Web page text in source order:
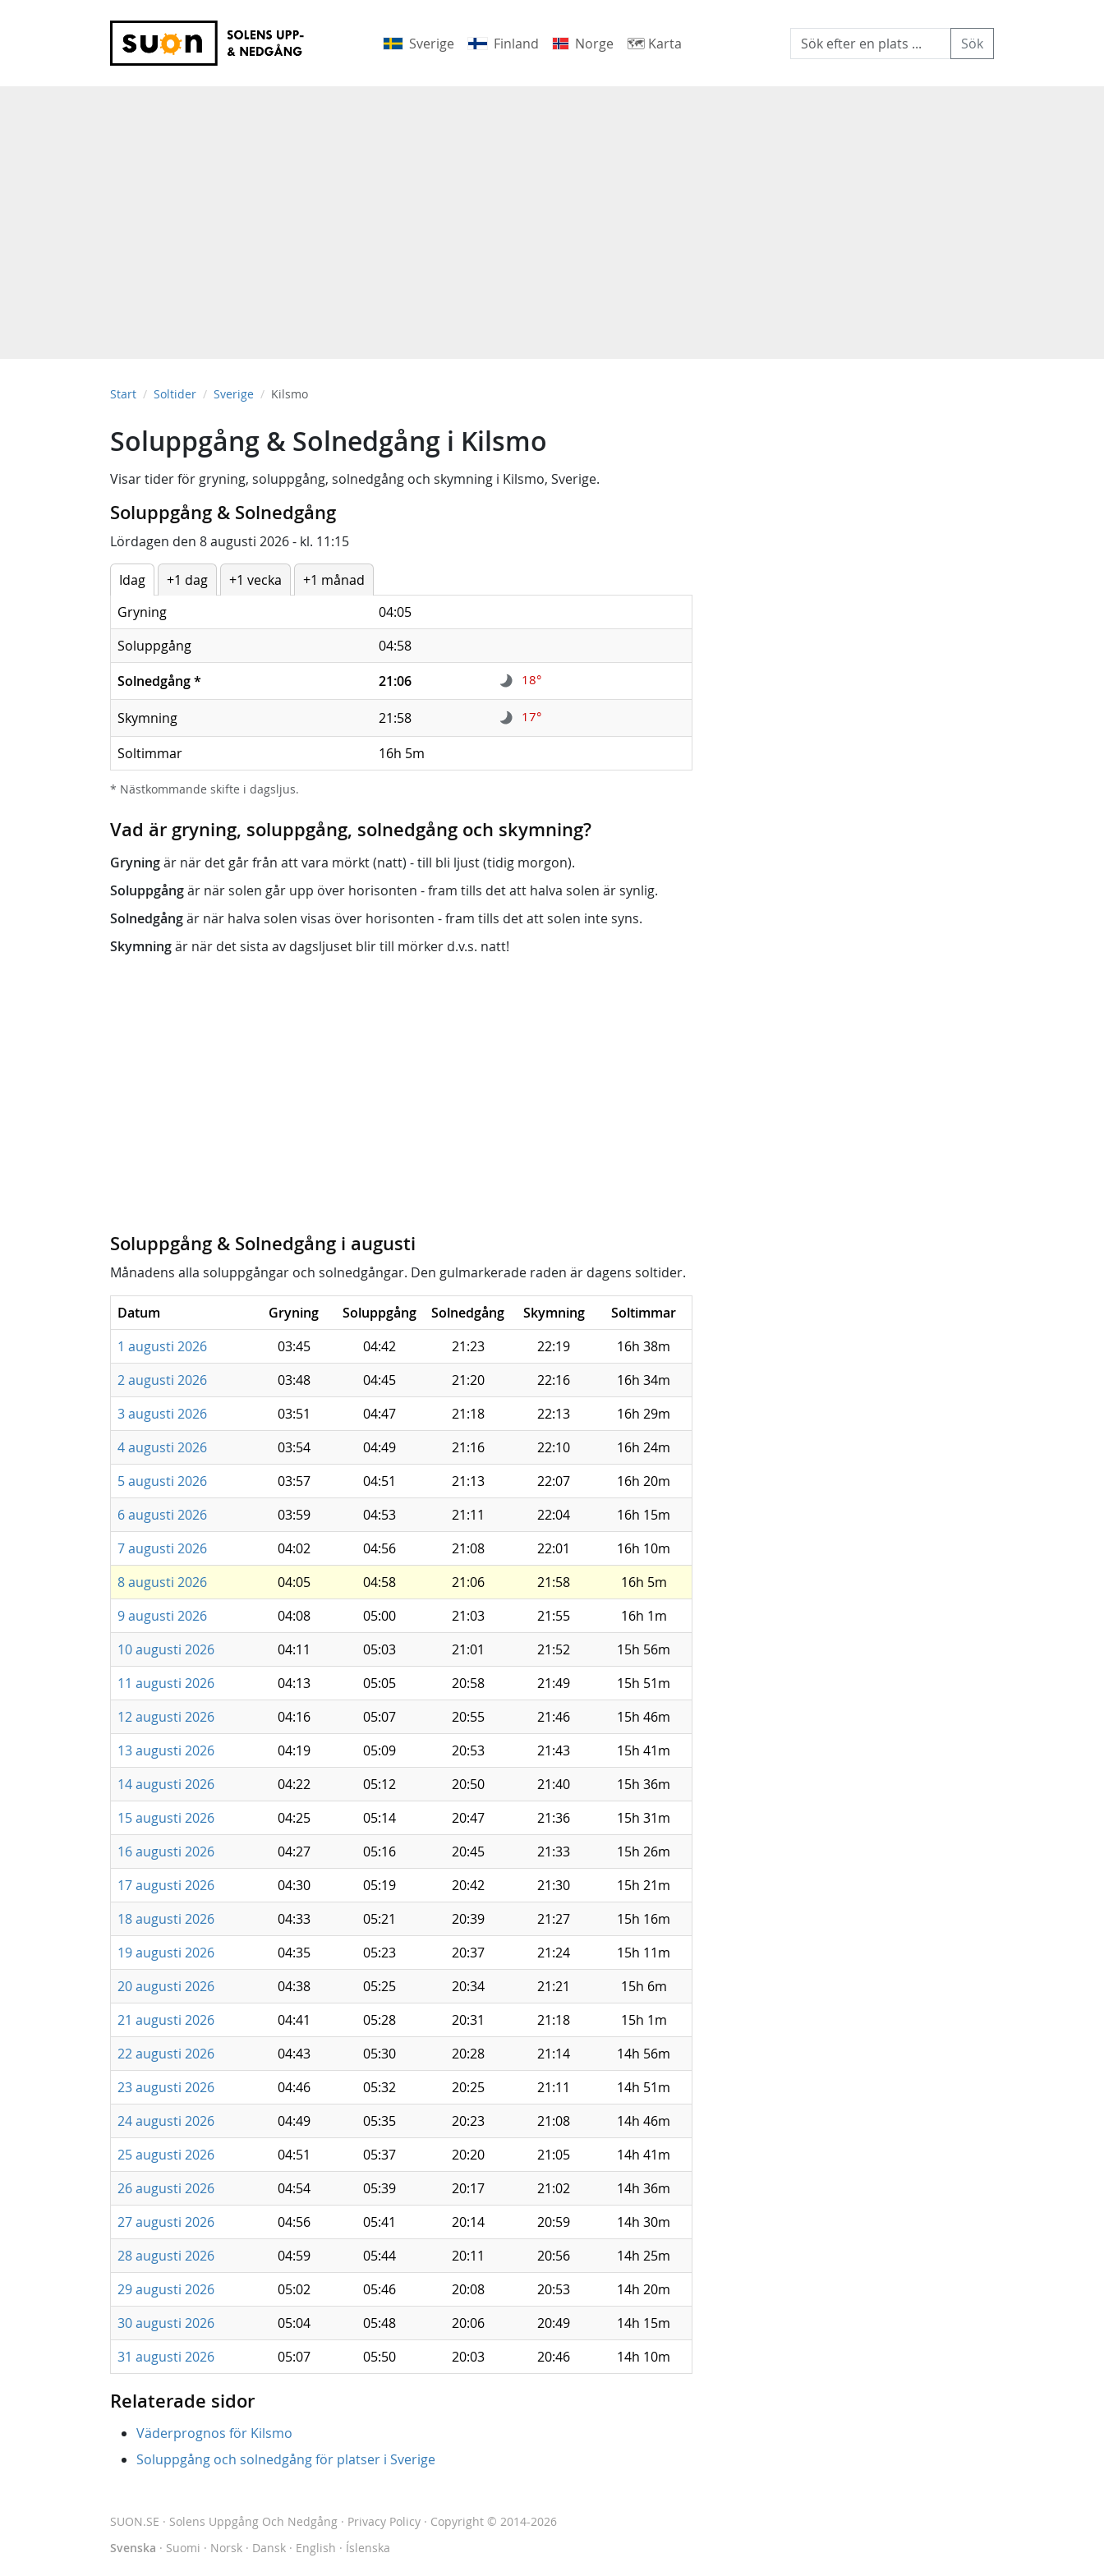
Sverige Finland Norge 🗺 Karta
Start Soltider Sverige Kilsmo
Soluppgång & Solnedgång i Kilsmo
Visar tider för gryning, soluppgång, solnedgång och skymning i Kilsmo, Sverige.
Soluppgång & Solnedgång
Lördagen den 8 augusti 2026 - kl. 11:15
Idag +1 dag +1 vecka
+1 månad
Gryning
04:05
Soluppgång
04:58
Solnedgång* 21:06 18°
Skymning 21:58 17°
Soltimmar 16h 5m
* Nästkommande skifte i dagsljus.
Vad är gryning, soluppgång, solnedgång och skymning?
Gryningär när det går från att vara mörkt (natt) - till bli ljust (tidig morgon).
Soluppgångär när solen går upp över horisonten - fram tills det att halva solen är synlig.
Solnedgångär när halva solen visas över horisonten - fram tills det att solen inte syns.
Skymningär när det sista av dagsljuset blir till mörker d.v.s. natt!
Soluppgång & Solnedgång i augusti
Månadens alla soluppgångar och solnedgångar. Den gulmarkerade raden är dagens soltider.
Datum Gryning Soluppgång Solnedgång Skymning
Soltimmar
1 augusti 2026
03:45 04:42 21:23 22:19
16h 38m
2 augusti 2026
03:48 04:45 21:20 22:16
16h 34m
3 augusti 2026
03:51 04:47 21:18 22:13
16h 29m
4 augusti 2026
03:54 04:49 21:16 22:10
16h 24m
5 augusti 2026
03:57 04:51 21:13 22:07
16h 20m
6 augusti 2026
03:59 04:53 21:11 22:04
16h 15m
7 augusti 2026
04:02 04:56 21:08 22:01
16h 10m
8 augusti 2026
04:05 04:58 21:06 21:58
16h 5m
9 augusti 2026
04:08 05:00 21:03 21:55
16h 1m
10 augusti 2026
04:11 05:03 21:01 21:52
15h 56m
11 augusti 2026
04:13 05:05 20:58 21:49
15h 51m
12 augusti 2026
04:16 05:07 20:55 21:46
15h 46m
13 augusti 2026
04:19 05:09 20:53 21:43
15h 41m
14 augusti 2026
04:22 05:12 20:50 21:40
15h 36m
15 augusti 2026
04:25 05:14 20:47 21:36
15h 31m
16 augusti 2026
04:27 05:16 20:45 21:33
15h 26m
17 augusti 2026
04:30 05:19 20:42 21:30
15h 21m
18 augusti 2026
04:33 05:21 20:39 21:27
15h 16m
19 augusti 2026
04:35 05:23 20:37 21:24
15h 11m
20 augusti 2026
04:38 05:25 20:34 21:21
15h 6m
21 augusti 2026
04:41 05:28 20:31 21:18
15h 1m
22 augusti 2026
04:43 05:30 20:28 21:14
14h 56m
23 augusti 2026
04:46 05:32 20:25 21:11
14h 51m
24 augusti 2026
04:49 05:35 20:23 21:08
14h 46m
25 augusti 2026
04:51 05:37 20:20 21:05
14h 41m
26 augusti 2026
04:54 05:39 20:17 21:02
14h 36m
27 augusti 2026
04:56 05:41 20:14 20:59
14h 30m
28 augusti 2026
04:59 05:44 20:11 20:56
14h 25m
29 augusti 2026
05:02 05:46 20:08 20:53
14h 20m
30 augusti 2026
05:04 05:48 20:06 20:49
14h 15m
31 augusti 2026
05:07 05:50 20:03 20:46 14h 10m
Relaterade sidor
Väderprognos för Kilsmo
Soluppgång och solnedgång för platser i Sverige
SUON.SE · Solens Uppgång Och Nedgång · Privacy Policy · Copyright © 2014-2026
Svenska · Suomi · Norsk · Dansk · English · Íslenska